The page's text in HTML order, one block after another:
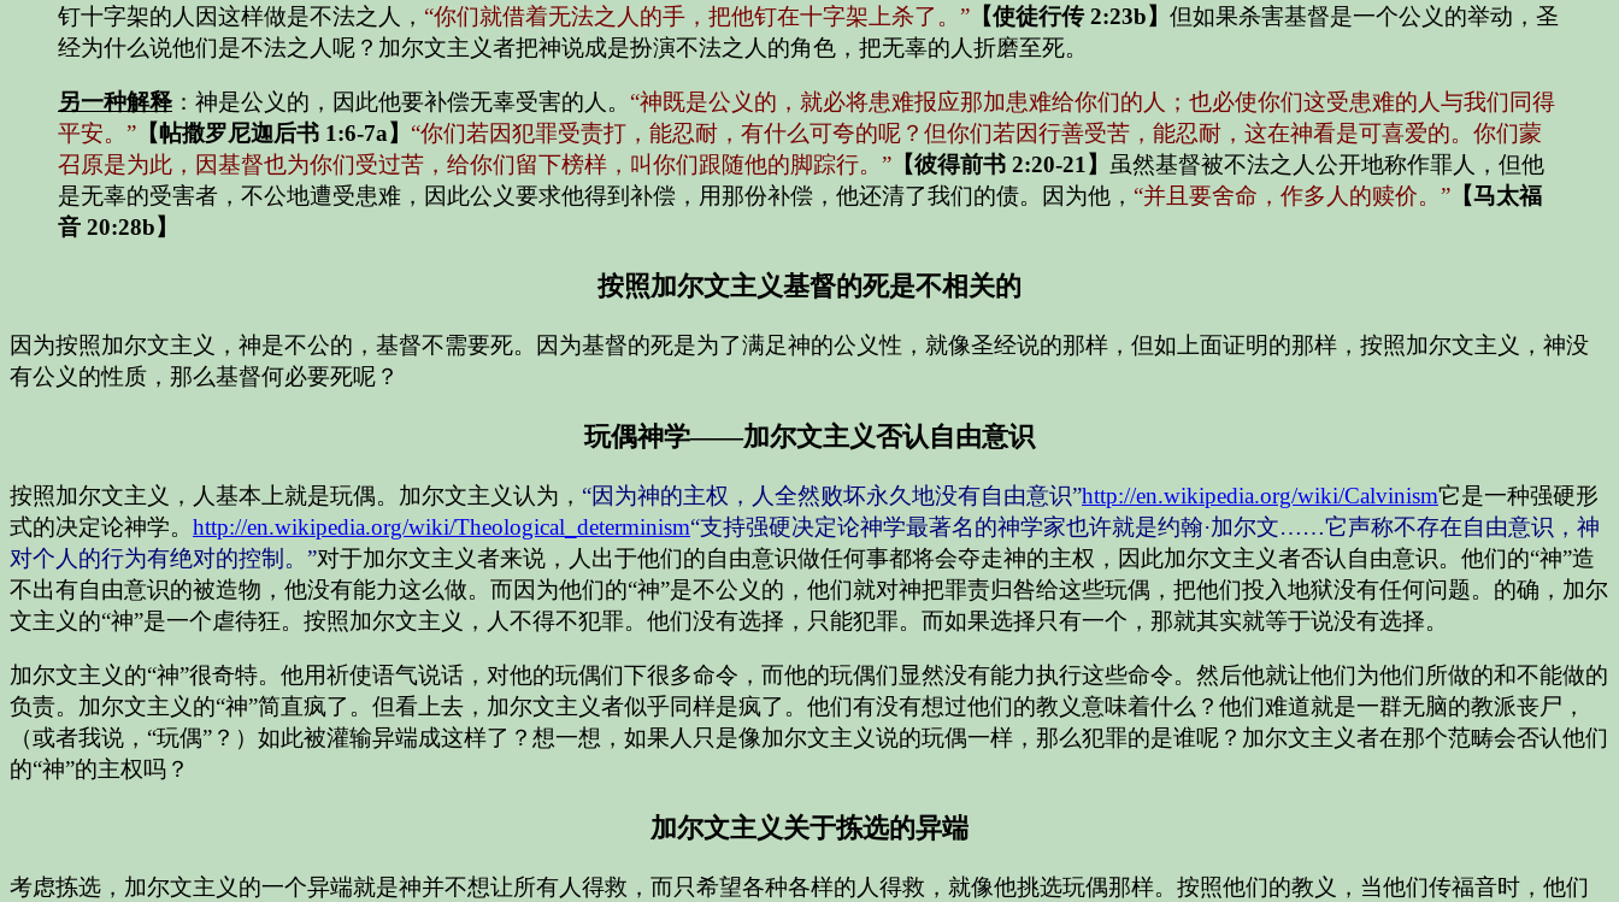
钉十字架的人因这样做是不法之人， “你们就借着无法之人的手，把他钉在十字架上杀了。” 【使徒行传 2:23b】 但如果杀害基督是一个公义的举动，圣
经为什么说他们是不法之人呢？加尔文主义者把神说成是扮演不法之人的角色，把无辜的人折磨至死。
另一种解释 ：神是公义的，因此他要补偿无辜受害的人。 “神既是公义的，就必将患难报应那加患难给你们的人；也必使你们这受患难的人与我们同得
平安。” 【帖撒罗尼迦后书 1:6-7a】 “你们若因犯罪受责打，能忍耐，有什么可夸的呢？但你们若因行善受苦，能忍耐，这在神看是可喜爱的。你们蒙
召原是为此，因基督也为你们受过苦，给你们留下榜样，叫你们跟随他的脚踪行。” 【彼得前书 2:20-21】 虽然基督被不法之人公开地称作罪人，但他
是无辜的受害者，不公地遭受患难，因此公义要求他得到补偿，用那份补偿，他还清了我们的债。因为他， “并且要舍命，作多人的赎价。” 【马太福
音 20:28b】
按照加尔文主义基督的死是不相关的
因为按照加尔文主义，神是不公的，基督不需要死。因为基督的死是为了满足神的公义性，就像圣经说的那样，但如上面证明的那样，按照加尔文主义，神没
有公义的性质，那么基督何必要死呢？
玩偶神学——加尔文主义否认自由意识
按照加尔文主义，人基本上就是玩偶。加尔文主义认为， “因为神的主权，人全然败坏永久地没有自由意识”http://en.wikipedia.org/wiki/Calvinism它是一种强硬形
式的决定论神学。 http://en.wikipedia.org/wiki/Theological_determinism“支持强硬决定论神学最著名的神学家也许就是约翰·加尔文……它声称不存在自由意识，神
对个人的行为有绝对的控制。”对于加尔文主义者来说，人出于他们的自由意识做任何事都将会夺走神的主权，因此加尔文主义者否认自由意识。他们的“神”造
不出有自由意识的被造物，他没有能力这么做。而因为他们的“神”是不公义的，他们就对神把罪责归咎给这些玩偶，把他们投入地狱没有任何问题。的确，加尔
文主义的“神”是一个虐待狂。按照加尔文主义，人不得不犯罪。他们没有选择，只能犯罪。而如果选择只有一个，那就其实就等于说没有选择。
加尔文主义的“神”很奇特。他用祈使语气说话，对他的玩偶们下很多命令，而他的玩偶们显然没有能力执行这些命令。然后他就让他们为他们所做的和不能做的
负责。加尔文主义的“神”简直疯了。但看上去，加尔文主义者似乎同样是疯了。他们有没有想过他们的教义意味着什么？他们难道就是一群无脑的教派丧尸，
（或者我说，“玩偶”？）如此被灌输异端成这样了？想一想，如果人只是像加尔文主义说的玩偶一样，那么犯罪的是谁呢？加尔文主义者在那个范畴会否认他们
的“神”的主权吗？
加尔文主义关于拣选的异端
考虑拣选，加尔文主义的一个异端就是神并不想让所有人得救，而只希望各种各样的人得救，就像他挑选玩偶那样。按照他们的教义，当他们传福音时，他们